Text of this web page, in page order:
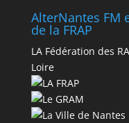
AlterNantes FM
de la FRAP
LA Fédération des
Loire